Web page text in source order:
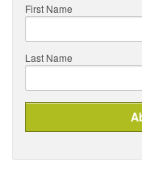
First Name
Last Name